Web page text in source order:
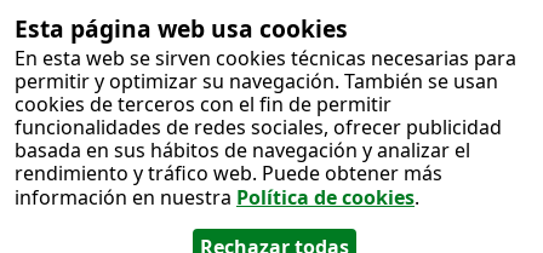
Esta página web usa cookies
En esta web se sirven cookies técnicas necesarias para
permitir y optimizar su navegación. También se usan
cookies de terceros con el fin de permitir
funcionalidades de redes sociales, ofrecer publicidad
basada en sus hábitos de navegación y analizar el
rendimiento y tráfico web. Puede obtener más
información en nuestra Política de cookies.